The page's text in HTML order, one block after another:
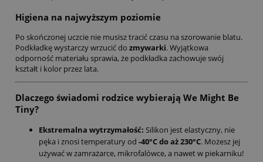
Higiena na najwyższym poziomie
Po skończonej uczcie nie musisz tracić czasu na szorowanie blatu.
Podkładkę wystarczy wrzucić do zmywarki. Wyjątkowa
odporność materiału sprawia, że podkładka zachowuje swój
kształt i kolor przez lata.
Dlaczego świadomi rodzice wybierają We Might Be
Tiny?
Ekstremalna wytrzymałość: Silikon jest elastyczny, nie
pęka i znosi temperatury od -40°C do aż 230°C. Możesz jej
używać w zamrażarce, mikrofalówce, a nawet w piekarniku!